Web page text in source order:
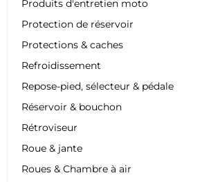
Produits d'entretien moto
Protection de réservoir
Protections & caches
Refroidissement
Repose-pied, sélecteur & pédale
Réservoir & bouchon
Rétroviseur
Roue & jante
Roues & Chambre à air